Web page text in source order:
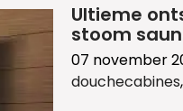
Ultieme
stoom
07 november
douchecabines